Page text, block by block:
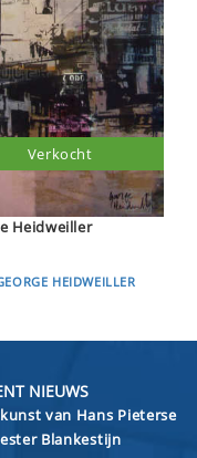
George Heidweiller
Verkocht
HEIDWEILLER
NIEUWS
van Hans Pieterse
Blankestijn